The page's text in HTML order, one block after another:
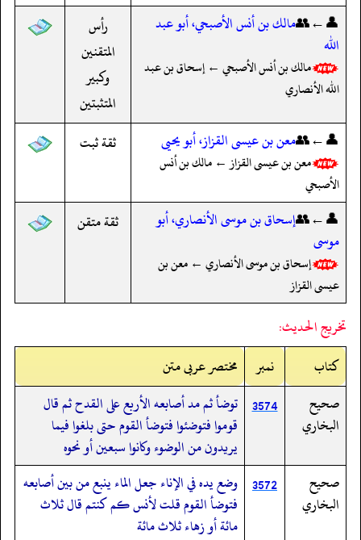
👤←👥مالك بن أنس الأصبحي، أبو عبد
الله
مالك بن أنس الأصبحي ← إسحاق بن عبد
الله الأنصاري
رأس
المتقنين
وكبير
المتثبتين
👤←👥معن بن عيسى القزاز، أبو يحيى
معن بن عيسى القزاز ← مالك بن أنس
الأصبحي
ثقة ثبت
👤←👥إسحاق بن موسى الأنصاري، أبو
موسى
إسحاق بن موسى الأنصاري ← معن بن
عيسى القزاز
ثقة متقن
تخريج الحديث:
کتاب
نمبر
مختصر عربی متن
صحيح
البخاري
3574 توضأ ثم مد أصابعه الأربع على القدح ثم قال
قوموا فتوضئوا فتوضأ القوم حتى بلغوا فيما
يريدون من الوضوء وكانوا سبعين أو نحوه
صحيح
البخاري
3572 وضع يده في الإناء جعل الماء ينبع من بين أصابعه
فتوضأ القوم قلت لأنس كم كنتم قال ثلاث
مائة أو زهاء ثلاث مائة